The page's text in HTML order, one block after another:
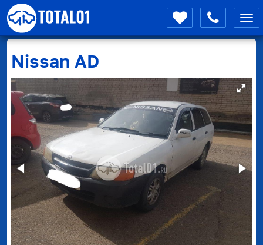
Nissan AD